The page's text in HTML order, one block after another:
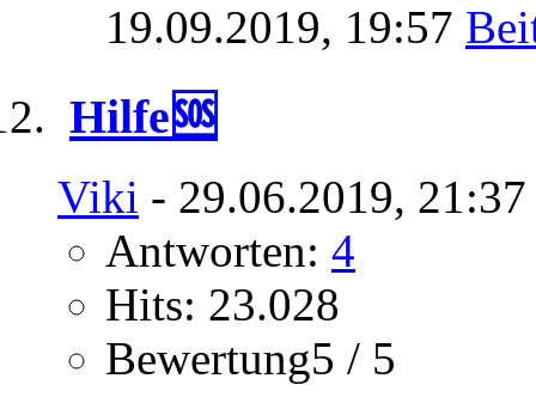
19.09.2019, 19:57
Hilfe🆘
Viki - 29.06.2019,
Antworten: 4
Hits: 23.028
Bewertung5 / 5